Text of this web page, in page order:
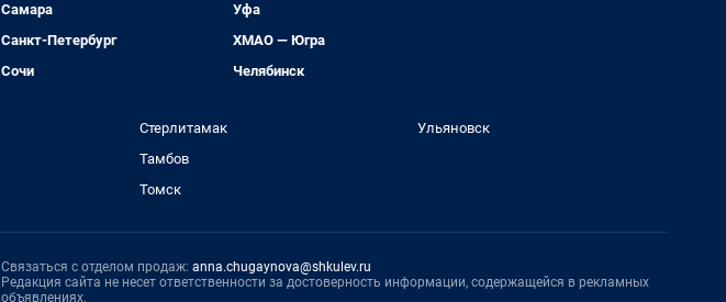
Самара
Санкт-Петербург
Сочи
Уфа
ХМАО — Югра
Челябинск
Стерлитамак
Тамбов
Томск
Ульяновск
Связаться с отделом продаж: anna.chugaynova@shkulev.ru
Редакция сайта не несет ответственности за достоверность информации, содержащейся в рекламных
объявлениях.